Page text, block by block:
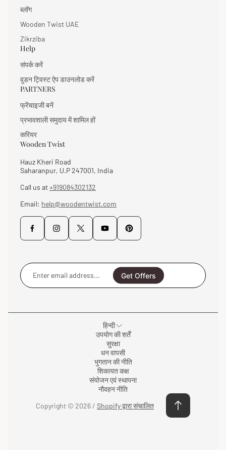
ब्लॉग
Wooden Twist UAE
Zikrziba
Help
संपर्क करें
वुडन ट्विस्ट ऐप डाउनलोड करें
PARTNERS
फ्रेंचाइजी बनें
प्रभावशाली समुदाय में शामिल हों
करियर
Wooden Twist
Hauz Kheri Road
Saharanpur, U.P 247001, India
Call us at+919084302132
Email: help@woodentwist.com
Enter
email
address...
Get Offers
हिन्दी
उपयोग की शर्तें
सुरक्षा
धन वापसी
भुगतान की नीति
शिकायत कक्ष
संयोजन एवं स्थापना
नौवहन नीति
Copyright © 2026 / Shopify द्वारा संचालित